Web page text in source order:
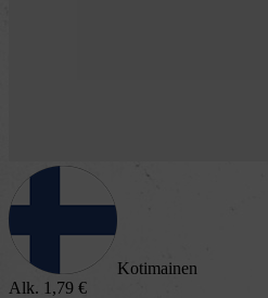
Kotimainen
Alk. 1,79 €